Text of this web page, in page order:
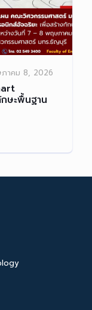
าคม 8, 2026
ษะพื้นฐาน